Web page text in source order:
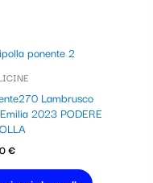
Lambrusco
2023 PODERE
€